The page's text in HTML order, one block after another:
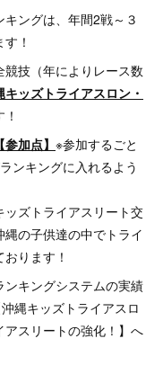
ングは、年間2戦～３
！
技（年によりレース数
キッズトライアスロン・
【参加点】 ※参加するごと
ンキングに入れるよう
ズトライアスリート交
の子供達の中でトライ
ります！
キングシステムの実績
縄キッズトライアスロ
スリートの強化！】へ